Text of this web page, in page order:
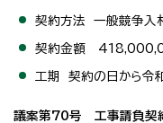
契約方法 一般競争入
契約金額
工期 契約の日から令
議案第70号 工事請負契約